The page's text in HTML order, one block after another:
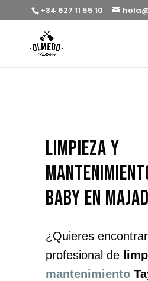
+34 627 11 55 10
limpieza y
Baby en
¿Quieres
profesional de
mantenimiento